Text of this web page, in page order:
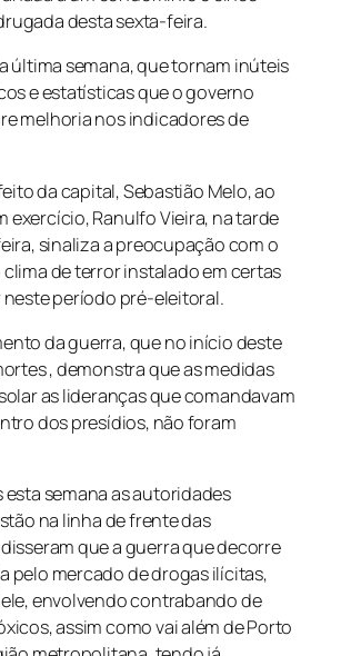
desta sexta-feira.
última semana, que tornam inúteis
e estatísticas que o governo
melhoria nos indicadores de
da capital, Sebastião Melo, ao
exercício, Ranulfo Vieira, na tarde
sinaliza a preocupação com o
de terror instalado em certas
neste período pré-eleitoral.
da guerra, que no início deste
, demonstra que as medidas
as lideranças que comandavam
dos presídios, não foram
esta semana as autoridades
na linha de frente das
que a guerra que decorre
pelo mercado de drogas ilícitas,
envolvendo contrabando de
assim como vai além de Porto